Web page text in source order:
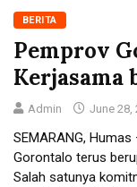
BERITA
Pemprov
Kerjasama
Admin June 28,
SEMARANG,
Gorontalo terus
Salah satunya